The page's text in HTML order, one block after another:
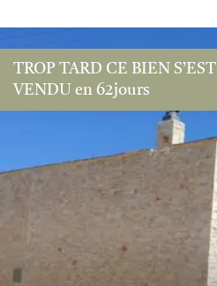
TROP TARD CE BIEN S’EST
VENDU en 62jours